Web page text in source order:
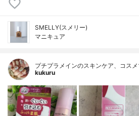
SMELLY(スメリー)
マニキュア
プチプラメインのスキンケア、コス
kukuru